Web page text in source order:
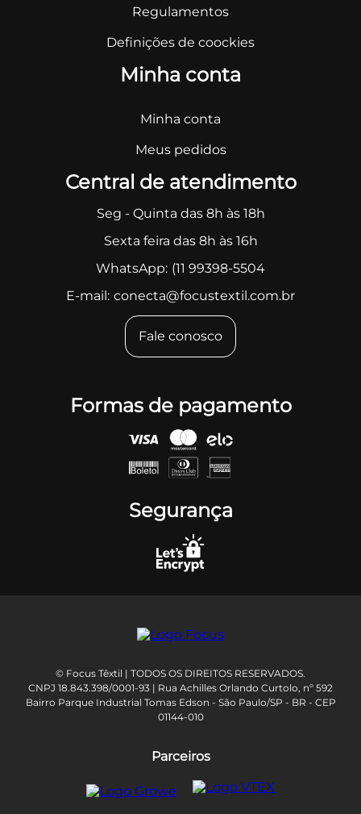
Regulamentos
Definições de coockies
Minha conta
Minha conta
Meus pedidos
Central de atendimento
Seg - Quinta das 8h às 18h
Sexta feira das 8h às 16h
WhatsApp: (11 99398-5504
E-mail: conecta@focustextil.com.br
Fale conosco
Formas de pagamento
Segurança
© Focus Têxtil | TODOS OS DIREITOS RESERVADOS.
CNPJ 18.843.398/0001-93 | Rua Achilles Orlando Curtolo, nº 592
Bairro Parque Industrial Tomas Edson - São Paulo/SP - BR - CEP
01144-010
Parceiros